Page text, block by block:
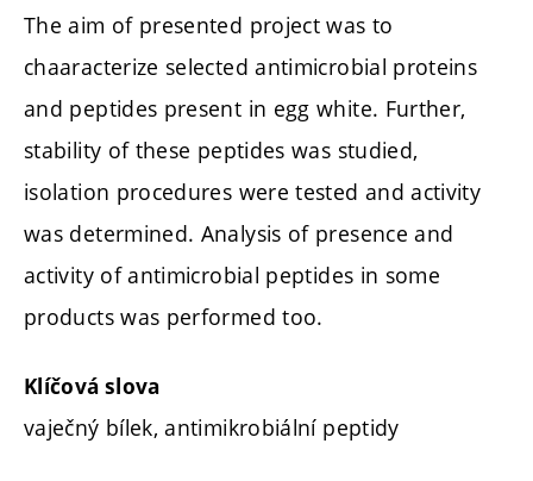
The aim of presented project was to
chaaracterize selected antimicrobial proteins
and peptides present in egg white. Further,
stability of these peptides was studied,
isolation procedures were tested and activity
was determined. Analysis of presence and
activity of antimicrobial peptides in some
products was performed too.
Klíčová slova
vaječný bílek, antimikrobiální peptidy